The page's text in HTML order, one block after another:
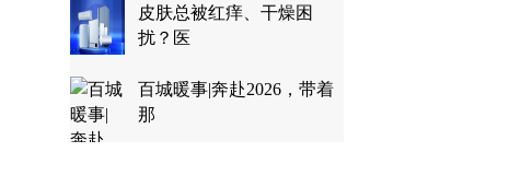
皮肤总被红痒、干燥困
扰？医
百城暖事|奔赴2026，带着
那